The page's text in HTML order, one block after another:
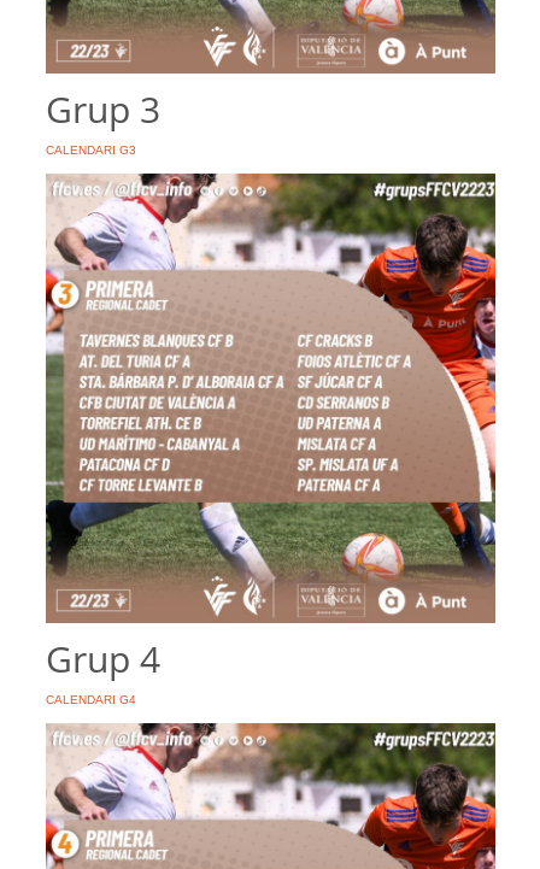
Grup 3
CALENDARI G3
Grup 4
CALENDARI G4